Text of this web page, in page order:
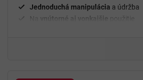
Jednoduchá manipulácia a údržba
Na vnútorné aj vonkajšie použitie